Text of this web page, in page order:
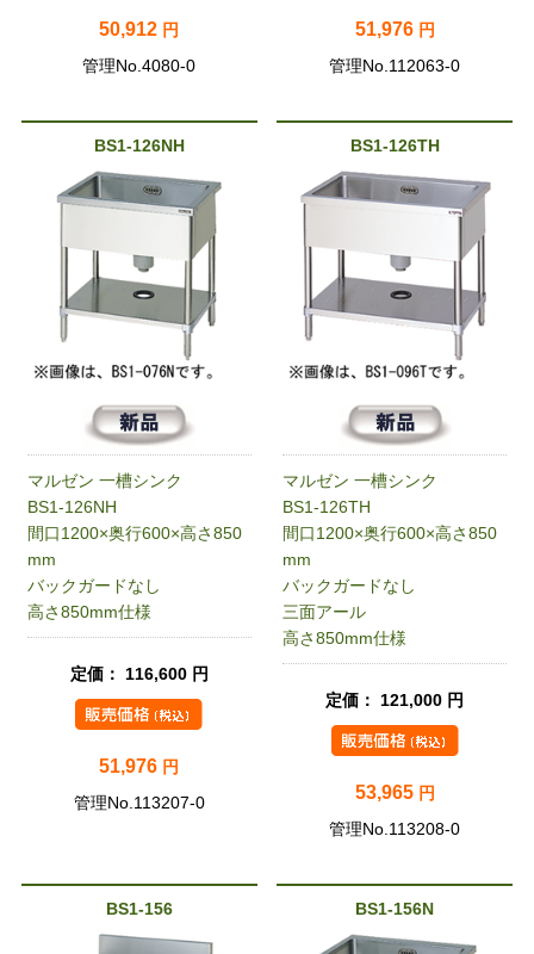
50,912 円
管理No.4080-0
51,976 円
管理No.112063-0
BS1-126NH
マルゼン 一槽シンク
BS1-126NH
間口1200×奥行600×高さ850
mm
バックガードなし
高さ850mm仕様
定価： 116,600 円
51,976 円
管理No.113207-0
BS1-126TH
マルゼン 一槽シンク
BS1-126TH
間口1200×奥行600×高さ850
mm
バックガードなし
三面アール
高さ850mm仕様
定価： 121,000 円
53,965 円
管理No.113208-0
BS1-156 BS1-156N